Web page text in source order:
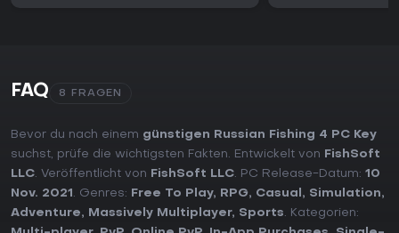
FAQ 8 FRAGEN
Bevor du nach einem günstigen Russian Fishing 4 PC Key
suchst, prüfe die wichtigsten Fakten. Entwickelt von
FishSoft
LLC. Veröffentlicht von FishSoft LLC. PC Release-Datum: 10
Nov. 2021 . Genres: Free To Play, RPG, Casual , Simulation,
Adventure, Massively Multiplayer, Sports. Kategorien: